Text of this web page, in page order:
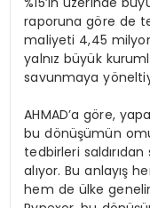
raporuna göre de
maliyeti 4,45
yalnız büyük
savunmaya yö
AHMAD’a göre,
bu dönüşümün
tedbirleri saldırıdan
alıyor. Bu anlayış
hem de ülke